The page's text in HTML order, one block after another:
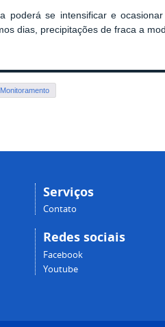
poderá se intensificar e
dias, precipitações de fraca a
Monitoramento
Serviços
Contato
Redes sociais
Facebook
Youtube